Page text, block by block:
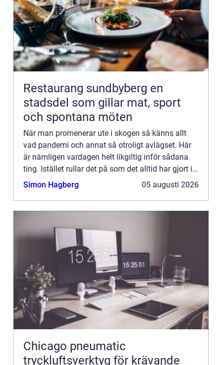
Restaurang sundbyberg en
stadsdel som gillar mat, sport
och spontana möten
När man promenerar ute i skogen så känns allt
vad pandemi och annat så otroligt avlägset. Här
är nämligen vardagen helt likgiltig inför sådana
ting. Istället rullar det på som det alltid har gjort i
skogen – där död och pånyttfödelse ständigt
Simon Hagberg 05 augusti 2026
Chicago pneumatic
tryckluftsverktyg för krävande